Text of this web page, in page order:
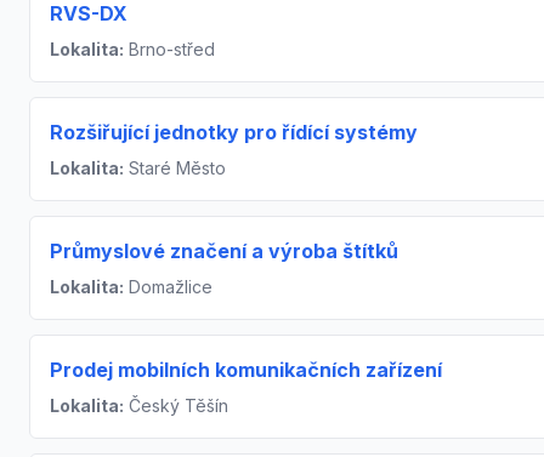
RVS-DX
Lokalita: Brno-střed
Rozšiřující jednotky pro řídící systémy
Lokalita: Staré Město
Průmyslové značení a výroba štítků
Lokalita: Domažlice
Prodej mobilních komunikačních zařízení
Lokalita: Český Těšín